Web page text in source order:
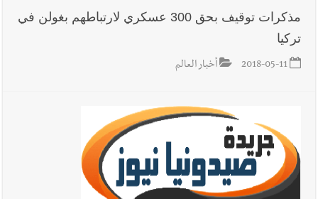
مذكرات توقيف بحق 300 عسكري لارتباطهم بغولن في
تركيا
2018-05-11 أخبار العالم